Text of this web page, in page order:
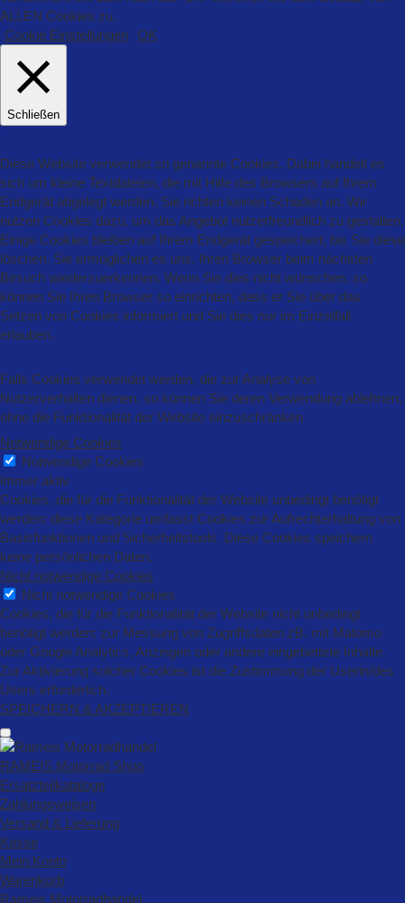
ALLEN Cookies zu.
Cookie Einstellungen
OK
Schließen
Diese Website verwendet so genannte Cookies. Dabei handelt es
sich um kleine Textdateien, die mit Hilfe des Browsers auf Ihrem
Endgerät abgelegt werden. Sie richten keinen Schaden an. Wir
nutzen Cookies dazu, um das Angebot nutzerfreundlich zu gestalten.
Einige Cookies bleiben auf Ihrem Endgerät gespeichert, bis Sie diese
löschen. Sie ermöglichen es uns, Ihren Browser beim nächsten
Besuch wiederzuerkennen. Wenn Sie dies nicht wünschen, so
können Sie Ihren Browser so einrichten, dass er Sie über das
Setzen von Cookies informiert und Sie dies nur im Einzelfall
erlauben.
Falls Cookies verwendet werden, die zur Analyse von
Nutzerverhalten dienen, so können Sie deren Verwendung ablehnen,
ohne die Funktionalität der Website einzuschränken
Notwendige Cookies
Notwendige Cookies
immer aktiv
Cookies, die für die Funktionalität der Website unbedingt benötigt
werden: diese Kategorie umfasst Cookies zur Aufrechterhaltung von
Basisfunktionen und Sicherheitstools. Diese Cookies speichern
keine persönlichen Daten.
Nicht notwendige Cookies
Nicht notwendige Cookies
Cookies, die für die Funktionalität der Website nicht unbedingt
benötigt werden: zur Messung von Zugriffsdaten zB. mit Matomo
oder Google Analytics, Anzeigen oder andere eingebettete Inhalte.
Zur Aktivierung solcher Cookies ist die Zustimmung der Userin/des
Users erforderlich.
SPEICHERN & AKZEPTIEREN
RAMEIS Motorrad Shop
Ersatzteilkataloge
Zahlungsweisen
Versand & Lieferung
Kasse
Mein Konto
Warenkorb
Rameis Motorradhandel